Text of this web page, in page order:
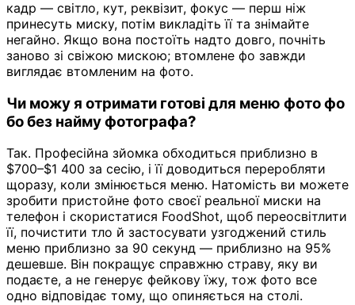
кадр — світло, кут, реквізит, фокус — перш ніж
принесуть миску, потім викладіть її та знімайте
негайно. Якщо вона постоїть надто довго, почніть
заново зі свіжою мискою; втомлене фо завжди
виглядає втомленим на фото.
Чи можу я отримати готові для меню фото фо
бо без найму фотографа?
Так. Професійна зйомка обходиться приблизно в
$700–$1 400 за сесію, і її доводиться переробляти
щоразу, коли змінюється меню. Натомість ви можете
зробити пристойне фото своєї реальної миски на
телефон і скористатися FoodShot, щоб переосвітлити
її, почистити тло й застосувати узгоджений стиль
меню приблизно за 90 секунд — приблизно на 95%
дешевше. Він покращує справжню страву, яку ви
подаєте, а не генерує фейкову їжу, тож фото все
одно відповідає тому, що опиняється на столі.